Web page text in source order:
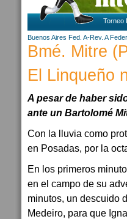
Torneo
Buenos Aires Fed. A-Rev. A
Bmé. Mitre
El Linqueño
A pesar de haber
ante un Bartolomé
Con la lluvia como
en Posadas, por la
En los primeros
en el campo de su
minutos, un descuido
Medeiro, para que